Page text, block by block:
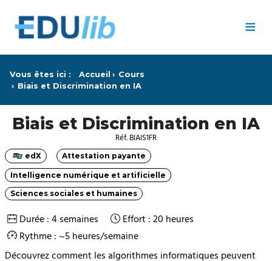
≡
Vous êtes ici : Accueil
Cours
Biais et Discrimination en IA
Biais et Discrimination en IA
Réf. BIAIS1FR
Catégorie
edX Catégorie
Attestation payante
Catégorie
Intelligence numérique et artificielle
Catégorie
Sciences sociales et humaines
Durée : 4 semaines
Effort : 20 heures
Rythme : ~5 heures/semaine
Découvrez comment les algorithmes informatiques peuvent